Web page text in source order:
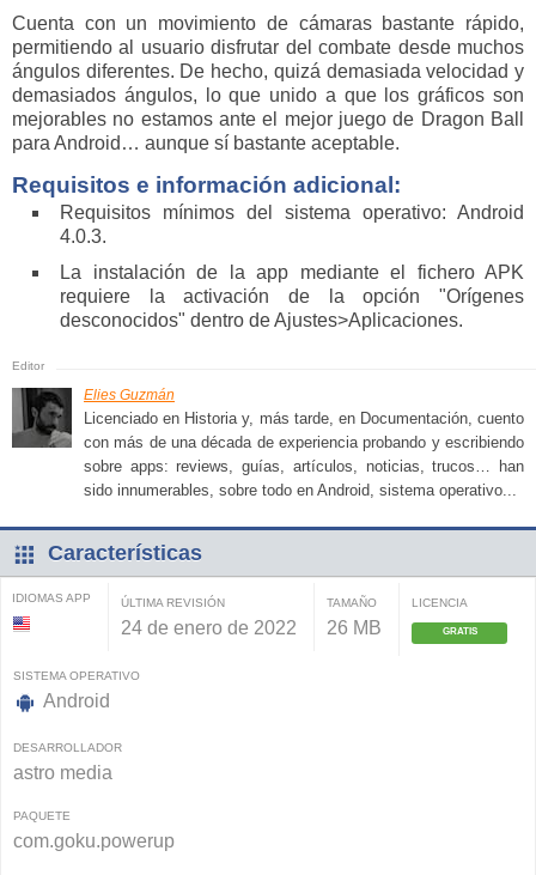
Cuenta con un movimiento de cámaras bastante rápido,
permitiendo al usuario disfrutar del combate desde muchos
ángulos diferentes. De hecho, quizá demasiada velocidad y
demasiados ángulos, lo que unido a que los gráficos son
mejorables no estamos ante el mejor juego de Dragon Ball
para Android… aunque sí bastante aceptable.
Requisitos e información adicional:
Requisitos mínimos del sistema operativo: Android
4.0.3.
La instalación de la app mediante el fichero APK
requiere la activación de la opción "Orígenes
desconocidos" dentro de Ajustes>Aplicaciones.
Elies Guzmán
Licenciado en Historia y, más tarde, en Documentación, cuento
con más de una década de experiencia probando y escribiendo
sobre apps: reviews, guías, artículos, noticias, trucos… han
sido innumerables, sobre todo en Android, sistema operativo...
Características
IDIOMAS APP ÚLTIMA REVISIÓN
24 de enero de 2022
TAMAÑO
26 MB
LICENCIA
GRATIS
SISTEMA OPERATIVO
Android
DESARROLLADOR
astro media
PAQUETE
com.goku.powerup